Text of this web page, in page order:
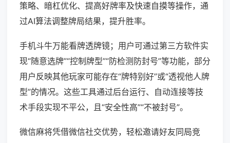
策略、暗杠优化、提高好牌率及快速自摸等操作，通
过AI算法调整牌局结果，提升胜率。
手机斗牛万能看牌透牌镜；用户可通过第三方软件实
现“随意选牌”“控制牌型”“防检测防封号”等功能，部分
用户反映其他玩家可能存在“牌特别好”或“透视他人牌
型”的情况。这些工具通过后台运行、自动连接等技
术手段实现不平公，且“安全性高”“不被封号”。
微信麻将凭借微信社交优势，轻松邀请好友同局竞